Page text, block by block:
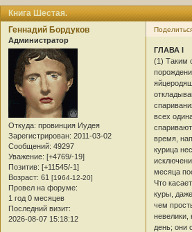
Книга Шестая.
Геннадий Бордуков
Администратор
Откуда: провинция Иудея
Зарегистрирован: 2011-03-02
Сообщений: 49297
Уважение: [+4769/-19]
Позитив: [+11545/-1]
Возраст: 61 [1964-12-20]
Провел на форуме:
1 год 0 месяцев
Последний визит:
2026-08-07 15:18:12
ГЛАВА I
(1) Таким
всех
время,
курица
месяца
Что
куры,
чем
невелики,
день; они